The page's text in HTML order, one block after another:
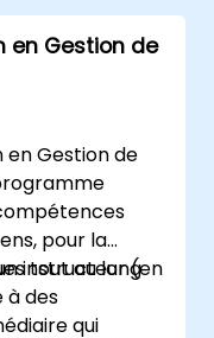
en Gestion de
en Gestion de
pour la
tout au long
instructeur (en
à des
qui